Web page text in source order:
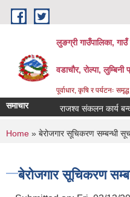
Skip to main content
लुङग्री गाउँपालिका, गाउँ
वडाचौर, रोल्पा, लुम्बिनी
पूर्वाधार, कृषि र पर्यटनः
समाचार राजश्व संकलन कार्य बन्द
You are here
Home » बेरोजगार सूचिकरण सम्बन्धी
बेरोजगार सूचिकरण